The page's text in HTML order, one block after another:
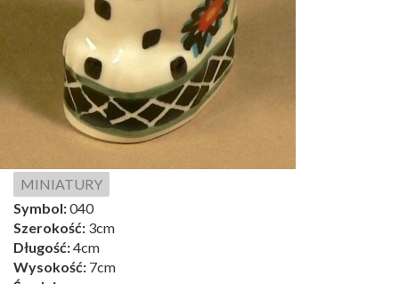
MINIATURY
Symbol:040
Szerokość: 3cm
Długość:4cm
Wysokość: 7cm